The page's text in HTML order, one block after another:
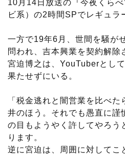
10月14日放送の『今夜くら
ビ系）の2時間SPでレギュラ
一方で19年6月、世間を騒が
問われ、吉本興業を契約解除
宮迫博之は、YouTuberとし
果たせずにいる。
「税金逃れと闇営業を比べ
井のほう。それでも愚直に謹
の目もようやく許してやろう
ります。
逆に宮迫は、周囲に対してこ